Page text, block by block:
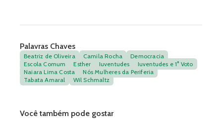
Palavras Chaves
Beatriz de Oliveira Camila Rocha
Democracia
Escola Comum
Esther Juventudes
Juventudes e 1° Voto
Najara Lima Costa
Nós Mulheres da Periferia
Tabata Amaral
Wil Schmaltz
Você também pode gostar